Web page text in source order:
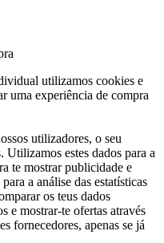
utilizamos cookies e
uma experiência de compra
utilizadores, o seu
Utilizamos estes dados para a
te mostrar publicidade e
a análise das estatísticas
os teus dados
e mostrar-te ofertas através
fornecedores, apenas se já